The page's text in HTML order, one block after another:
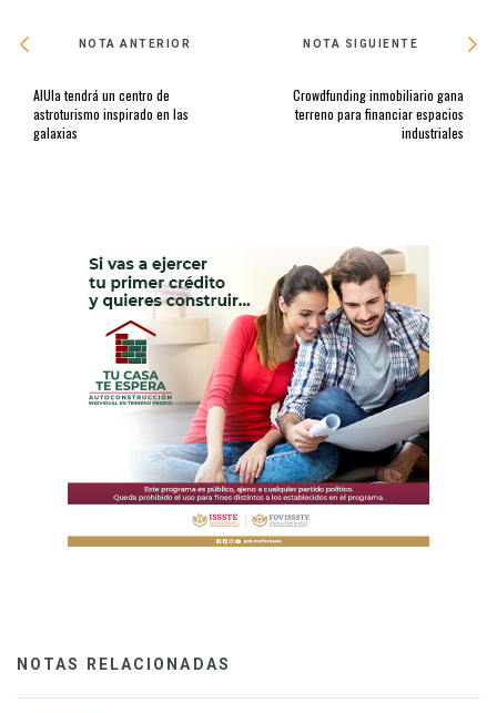
NOTA ANTERIOR
AlUla tendrá un centro de
astroturismo inspirado en las
galaxias
NOTA SIGUIENTE
Crowdfunding inmobiliario gana
terreno para financiar espacios
industriales
NOTAS RELACIONADAS